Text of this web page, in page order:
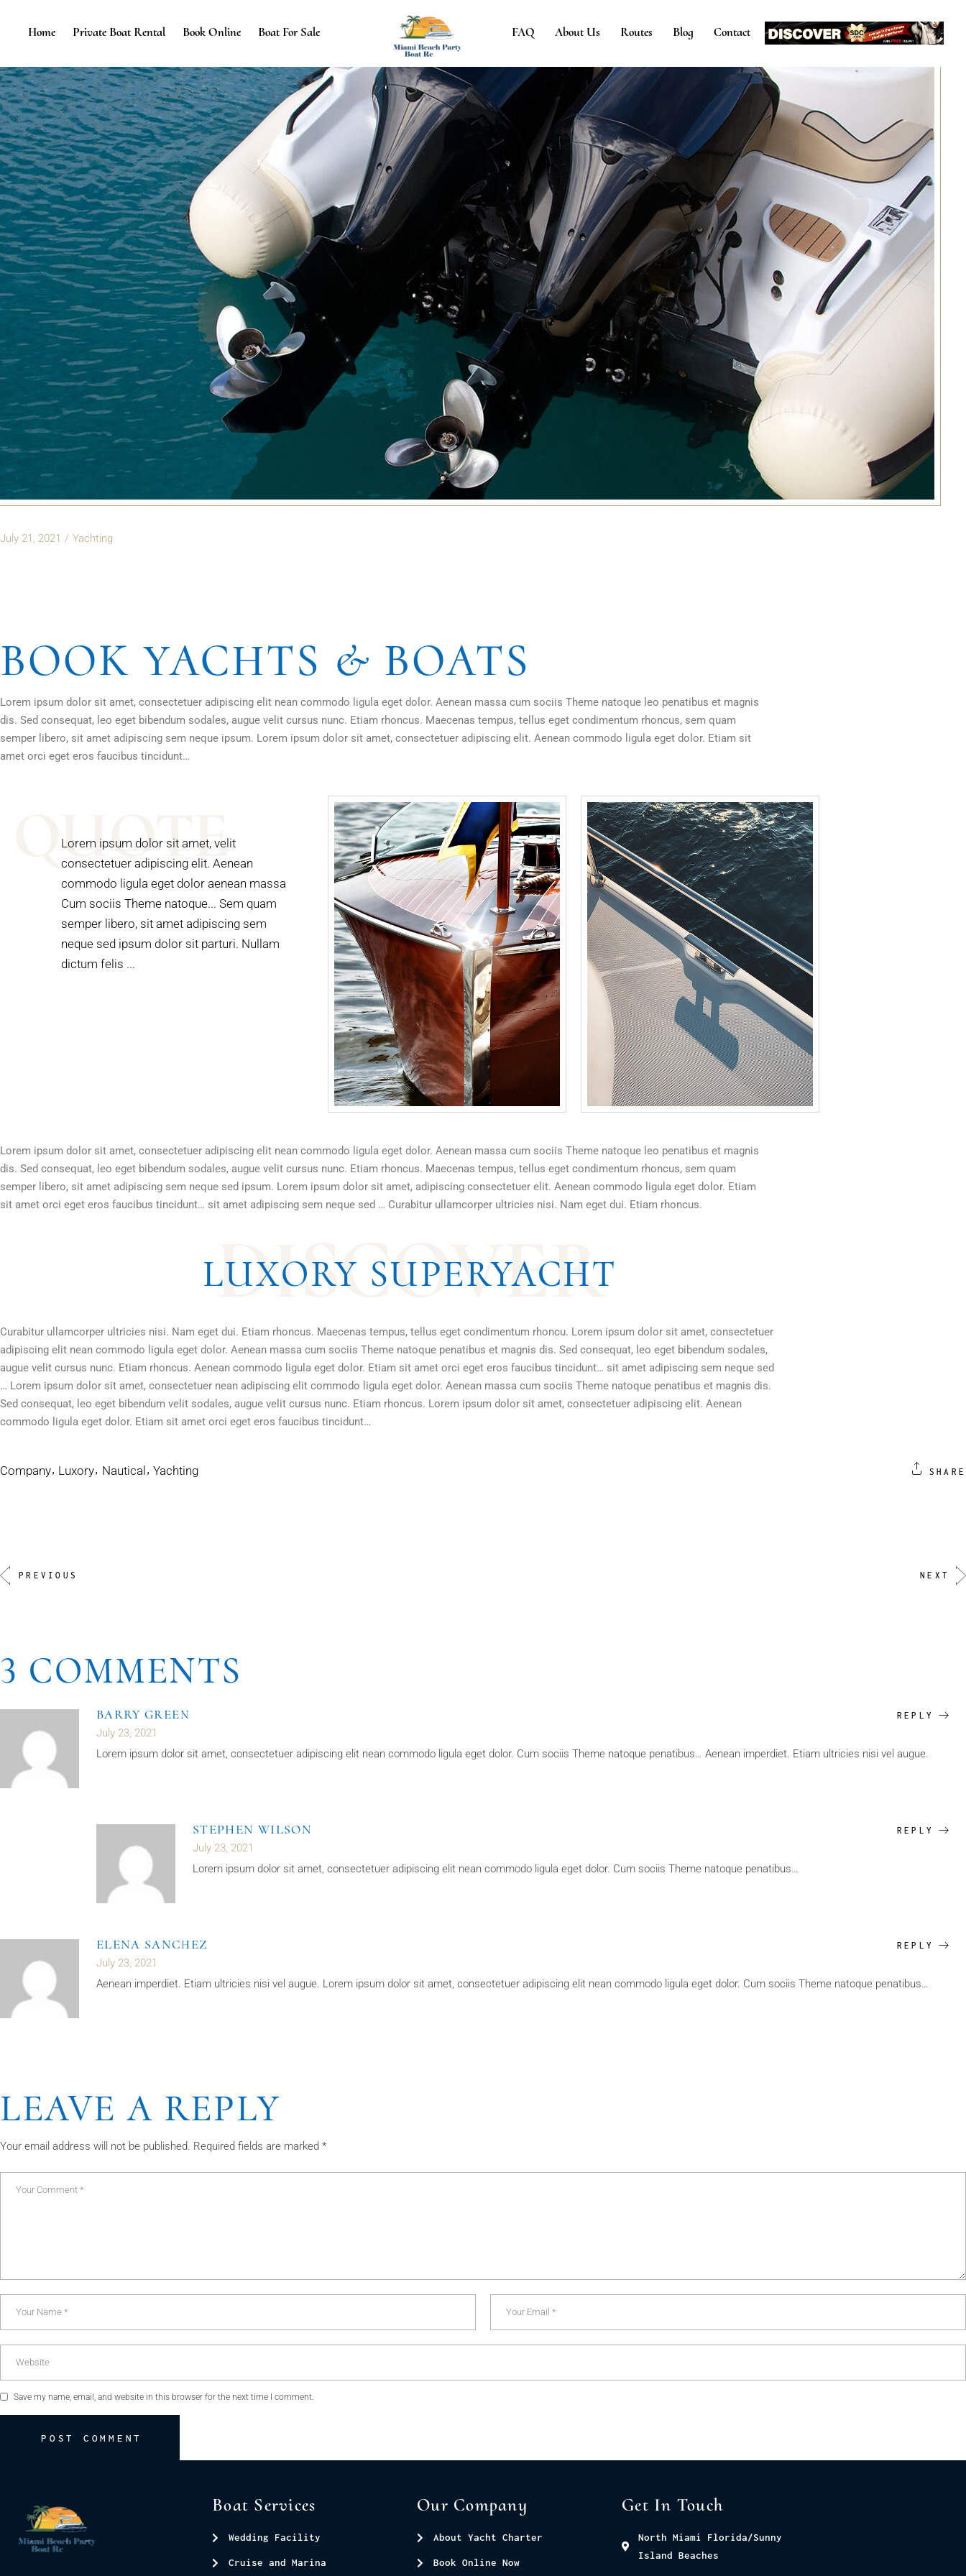
Home Private Boat Rental Book Online Boat For Sale FAQ About Us Routes Blog Contact
July 21, 2021 Yachting
BOOK YACHTS & BOATS
Lorem ipsum dolor sit amet, consectetuer adipiscing elit nean commodo ligula eget dolor. Aenean massa cum sociis Theme natoque leo penatibus et magnis
dis. Sed consequat, leo eget bibendum sodales, augue velit cursus nunc. Etiam rhoncus. Maecenas tempus, tellus eget condimentum rhoncus, sem quam
semper libero, sit amet adipiscing sem neque ipsum. Lorem ipsum dolor sit amet, consectetuer adipiscing elit. Aenean commodo ligula eget dolor. Etiam sit
amet orci eget eros faucibus tincidunt…
QUOTE
Lorem ipsum dolor sit amet, velit
consectetuer adipiscing elit. Aenean
commodo ligula eget dolor aenean massa
Cum sociis Theme natoque... Sem quam
semper libero, sit amet adipiscing sem
neque sed ipsum dolor sit parturi. Nullam
dictum felis ...
Lorem ipsum dolor sit amet, consectetuer adipiscing elit nean commodo ligula eget dolor. Aenean massa cum sociis Theme natoque leo penatibus et magnis
dis. Sed consequat, leo eget bibendum sodales, augue velit cursus nunc. Etiam rhoncus. Maecenas tempus, tellus eget condimentum rhoncus, sem quam
semper libero, sit amet adipiscing sem neque sed ipsum. Lorem ipsum dolor sit amet, adipiscing consectetuer elit. Aenean commodo ligula eget dolor. Etiam
sit amet orci eget eros faucibus tincidunt… sit amet adipiscing sem neque sed … Curabitur ullamcorper ultricies nisi. Nam eget dui. Etiam rhoncus.
DISCOVER
LUXORY SUPERYACHT
Curabitur ullamcorper ultricies nisi. Nam eget dui. Etiam rhoncus. Maecenas tempus, tellus eget condimentum rhoncu. Lorem ipsum dolor sit amet, consectetuer
adipiscing elit nean commodo ligula eget dolor. Aenean massa cum sociis Theme natoque penatibus et magnis dis. Sed consequat, leo eget bibendum sodales,
augue velit cursus nunc. Etiam rhoncus. Aenean commodo ligula eget dolor. Etiam sit amet orci eget eros faucibus tincidunt… sit amet adipiscing sem neque sed
… Lorem ipsum dolor sit amet, consectetuer nean adipiscing elit commodo ligula eget dolor. Aenean massa cum sociis Theme natoque penatibus et magnis dis.
Sed consequat, leo eget bibendum velit sodales, augue velit cursus nunc. Etiam rhoncus. Lorem ipsum dolor sit amet, consectetuer adipiscing elit. Aenean
commodo ligula eget dolor. Etiam sit amet orci eget eros faucibus tincidunt…
Company Luxory Nautical Yachting SHARE
PREVIOUS NEXT
3 COMMENTS
BARRY GREEN REPLY
July 23, 2021
Lorem ipsum dolor sit amet, consectetuer adipiscing elit nean commodo ligula eget dolor. Cum sociis Theme natoque penatibus… Aenean imperdiet. Etiam ultricies nisi vel augue.
STEPHEN WILSON REPLY
July 23, 2021
Lorem ipsum dolor sit amet, consectetuer adipiscing elit nean commodo ligula eget dolor. Cum sociis Theme natoque penatibus…
ELENA SANCHEZ REPLY
July 23, 2021
Aenean imperdiet. Etiam ultricies nisi vel augue. Lorem ipsum dolor sit amet, consectetuer adipiscing elit nean commodo ligula eget dolor. Cum sociis Theme natoque penatibus…
LEAVE A REPLY
Your email address will not be published. Required fields are marked *
Save my name, email, and website in this browser for the next time I comment.
POST COMMENT
Boat Services
Wedding Facility
Cruise and Marina
Our Company
About Yacht Charter
Book Online Now
Get In Touch
North Miami Florida/Sunny
Island Beaches